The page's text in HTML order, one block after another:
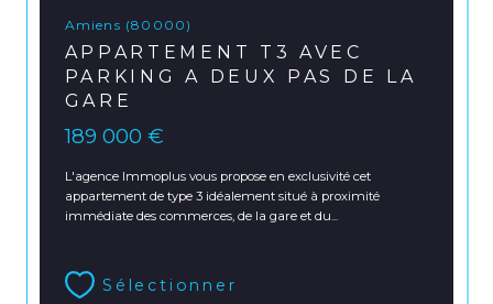
Amiens (80000)
APPARTEMENT T3 AVEC
PARKING A DEUX PAS DE LA
GARE
189 000 €
L'agence Immoplus vous propose en exclusivité cet
appartement de type 3 idéalement situé à proximité
immédiate des commerces, de la gare et du...
Sélectionner